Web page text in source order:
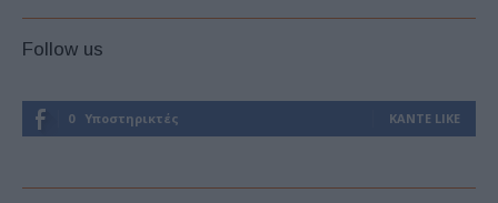
Follow us
0 Υποστηρικτές ΚΆΝΤΕ LIKE